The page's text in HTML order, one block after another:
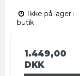
Ikke på lager i
butik
1.449,00
DKK